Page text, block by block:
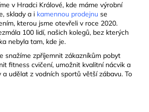
v Hradci Králové, kde máme výrobní
sklady a i kamennou prodejnu se
kterou jsme otevřeli v roce 2020.
100 lidí, našich kolegů, bez kterých
nebyla tam, kde je.
snažíme zpříjemnit zákazníkům pobyt
fitness cvičení, umožnit kvalitní nácvik a
udělat z vodních sportů větší zábavu. To